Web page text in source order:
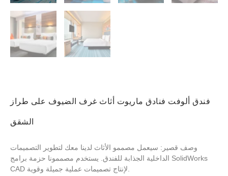
فندق ألوفت فنادق ماريوت أثاث غرف الضيوف على طراز
الشقق
وصف قصير: سيعمل مصممو الأثاث لدينا معك لتطوير التصميمات
الداخلية الجذابة للفندق. يستخدم مصممونا حزمة برامج SolidWorks